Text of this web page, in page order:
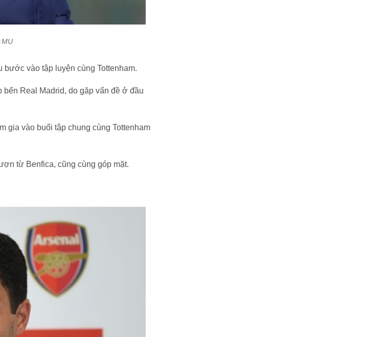
bước vào tập luyện cùng Tottenham.
bến Real Madrid, do gặp vấn đề ở đầu
gia vào buổi tập chung cùng Tottenham
từ Benfica, cũng cùng góp mặt.